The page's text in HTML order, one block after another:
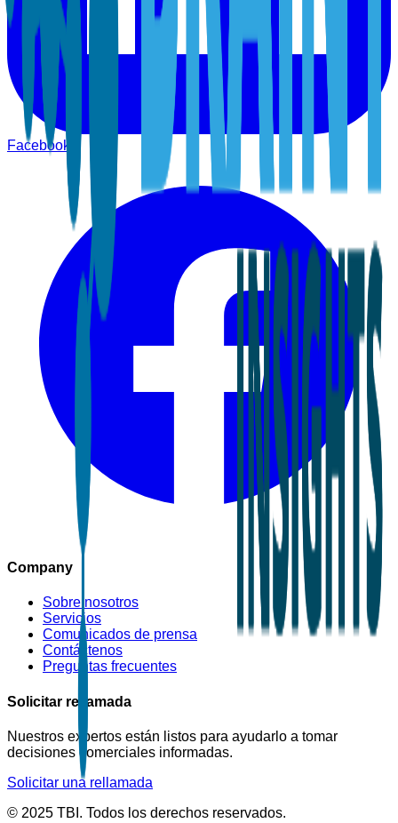
Facebook
Company
Sobre nosotros
Servicios
Comunicados de prensa
Contáctenos
Preguntas frecuentes
Solicitar rellamada
Nuestros expertos están listos para ayudarlo a tomar
decisiones comerciales informadas.
Solicitar una rellamada
© 2025 TBI. Todos los derechos reservados.